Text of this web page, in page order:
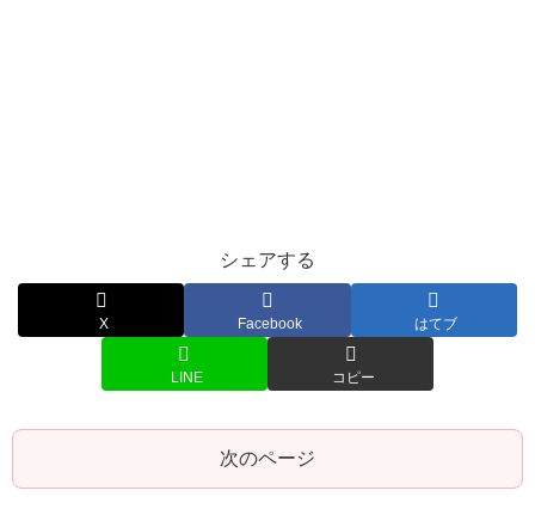
シェアする
X Facebook はてブ
LINE コピー
次のページ